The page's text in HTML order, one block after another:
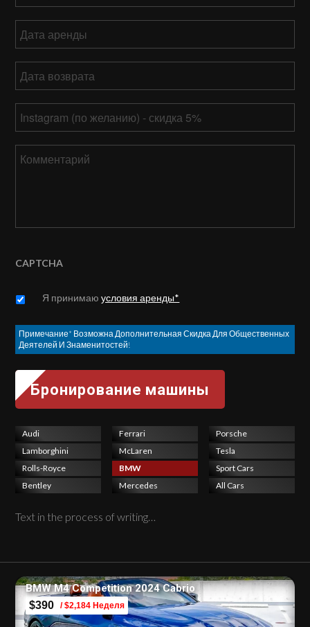
аренды
слеш
ДД
слеш
ГГГГ
возврата *
слеш
слеш
ГГГГ
Instagram
CAPTCHA
Untitled *
Я принимаюусловия аренды*
Примечание* Возможна Дополнительная Скидка Для Общественных
Деятелей И Знаменитостей!
Audi
Lamborghini
Rolls-Royce
Bentley
Ferrari
McLaren
BMW
Mercedes
Porsche
Tesla
Sport Cars
All Cars
Text in the process of writing…
BMW M4 Competition 2024 Cabrio
$390 / $2,184 Неделя